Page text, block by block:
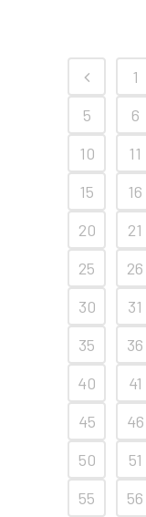
1
5
6
10
11
15
16
20
21
25
26
30
31
35
36
40
41
45
46
50
51
55
56